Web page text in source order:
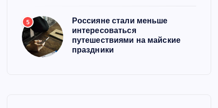
5
Россияне стали меньше
интересоваться
путешествиями на майские
праздники